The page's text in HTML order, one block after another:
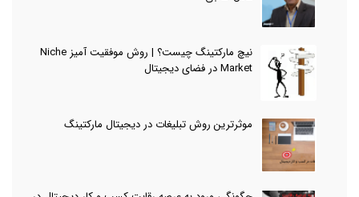
نیچ مارکتینگ چیست؟ | روش موفقیت آمیز Niche
Market در فضای دیجیتال
موثرترین روش تبلیغات در دیجیتال مارکتینگ